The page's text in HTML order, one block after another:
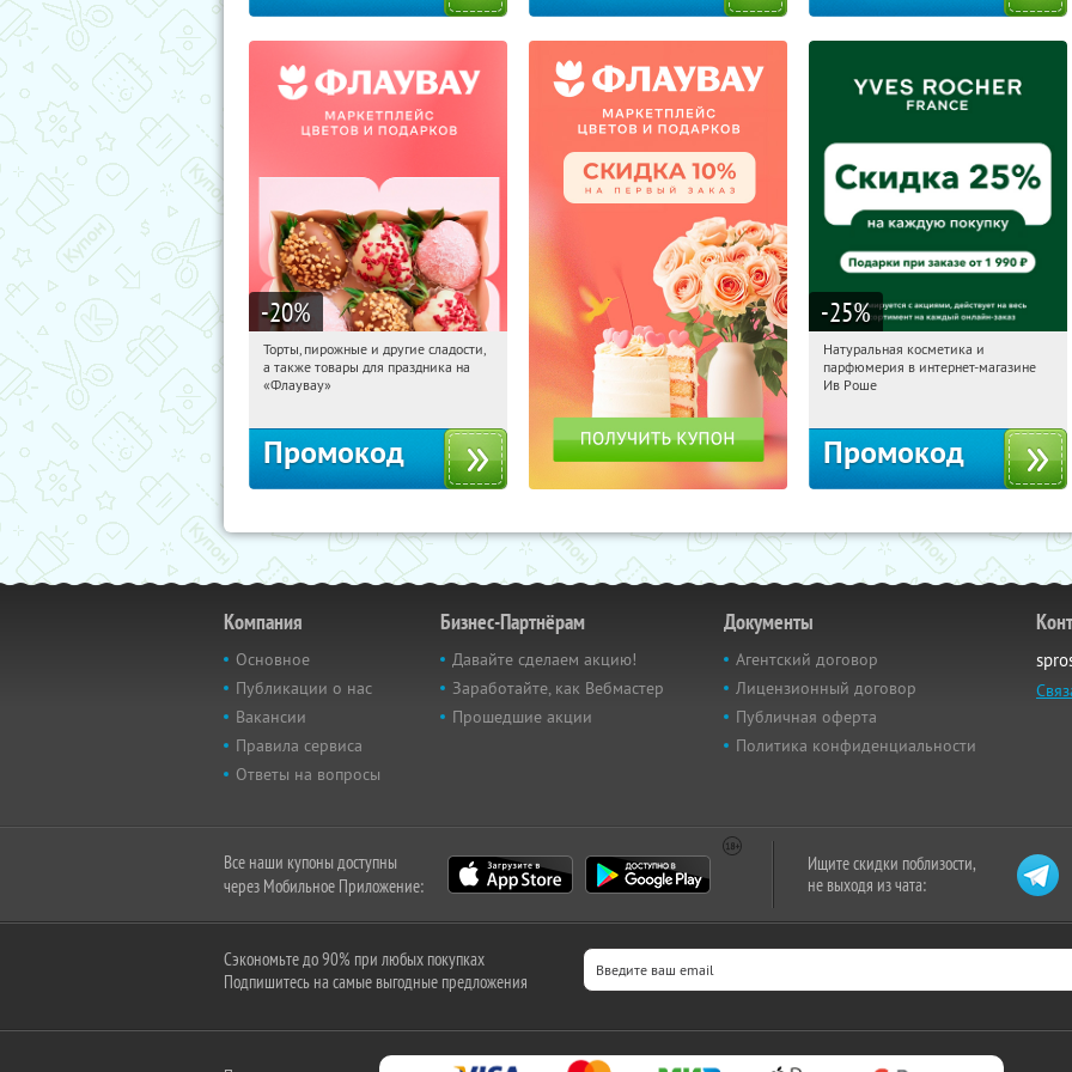
-20%
06:46:41 Получили:
Россия
Торты, пирожные и другие сладости,
а также товары для праздника на
«Флаувау»
Промокод
-25%
06:46:41 Получили:
Россия
Натуральная косметика и
парфюмерия в интернет-магазине
Ив Роше
Промокод
Компания
Основное
Публикации о нас
Вакансии
Правила сервиса
Ответы на вопросы
Бизнес-Партнёрам
Давайте сделаем акцию!
Заработайте, как Вебмастер
Прошедшие акции
Документы
Агентский договор
Лицензионный договор
Публичная оферта
Политика конфиденциальности
Все наши купоны доступны
через Мобильное Приложение:
Ищите скидки поблизости,
не выходя из чата:
Сэкономьте до 90% при любых покупках
Подпишитесь на самые выгодные предложения